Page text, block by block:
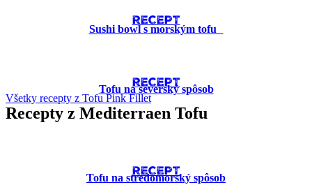
RECEPT
Sushi bowl s morským tofu
RECEPT
Tofu na severský spôsob
Všetky recepty z Tofu Pink Fillet
Recepty z Mediterraen Tofu
RECEPT
Tofu na stredomorský spôsob